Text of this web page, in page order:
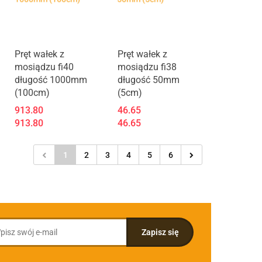
Pręt wałek z
mosiądzu fi40
długość 1000mm
(100cm)
913.80
913.80
Pręt wałek z
mosiądzu fi38
długość 50mm
(5cm)
46.65
46.65
1 2 3 4 5 6